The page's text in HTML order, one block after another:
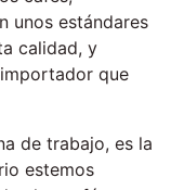
unos estándares
calidad, y
que
de trabajo, es la
estemos